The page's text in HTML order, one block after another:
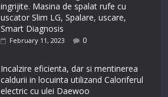
ingrijite. Masina de spalat rufe cu
uscator Slim LG, Spalare, uscare,
Smart Diagnosis
February 11, 2023 0
Incalzire eficienta, dar si mentinerea
caldurii in locuinta utilizand Caloriferul
electric cu ulei Daewoo